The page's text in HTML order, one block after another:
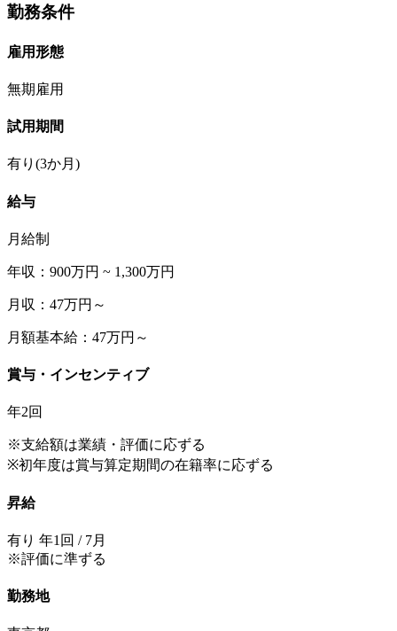
勤務条件
雇用形態
無期雇用
試用期間
有り(3か月)
給与
月給制
年収：900万円 ~ 1,300万円
月収：47万円～
月額基本給：47万円～
賞与・インセンティブ
年2回
※支給額は業績・評価に応ずる
※初年度は賞与算定期間の在籍率に応ずる
昇給
有り 年1回 / 7月
※評価に準ずる
勤務地